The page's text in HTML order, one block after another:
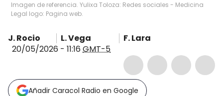
Imagen de referencia. Yulixa Toloza: Redes sociales - Medicina
Legal logo: Pagina web.
J. Rocio L. Vega
F. Lara
20/05/2026 - 11:16 GMT-5
Añadir Caracol Radio en Google